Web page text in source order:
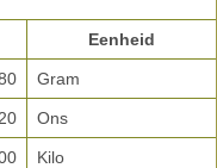
Eenheid
Gram
Ons
Kilo